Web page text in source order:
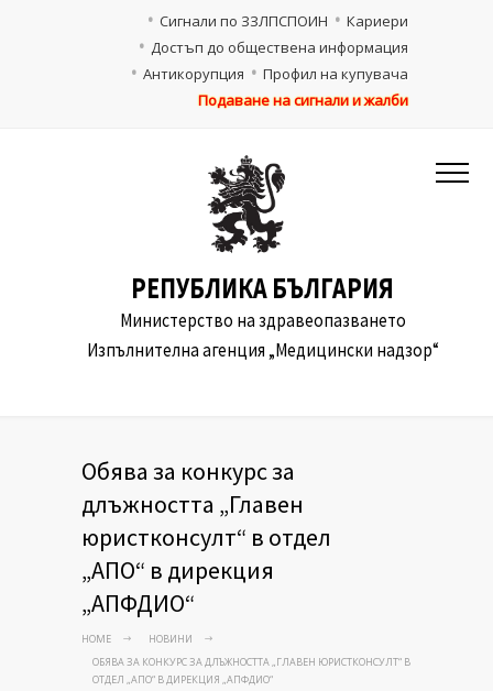
Кариери
Сигнали по ЗЗЛПСПОИН
Достъп до обществена информация
Профил на купувача
Антикорупция
Подаване на сигнали и жалби
РЕПУБЛИКА БЪЛГАРИЯ
Министерство на здравеопазването
Изпълнителна агенция „Медицински надзор“
Обява за конкурс за
длъжността „Главен
юристконсулт“ в отдел
„АПО“ в дирекция
„АПФДИО“
HOME
НОВИНИ
ОБЯВА ЗА КОНКУРС ЗА ДЛЪЖНОСТТА „ГЛАВЕН ЮРИСТКОНСУЛТ“ В
ОТДЕЛ „АПО“ В ДИРЕКЦИЯ „АПФДИО“